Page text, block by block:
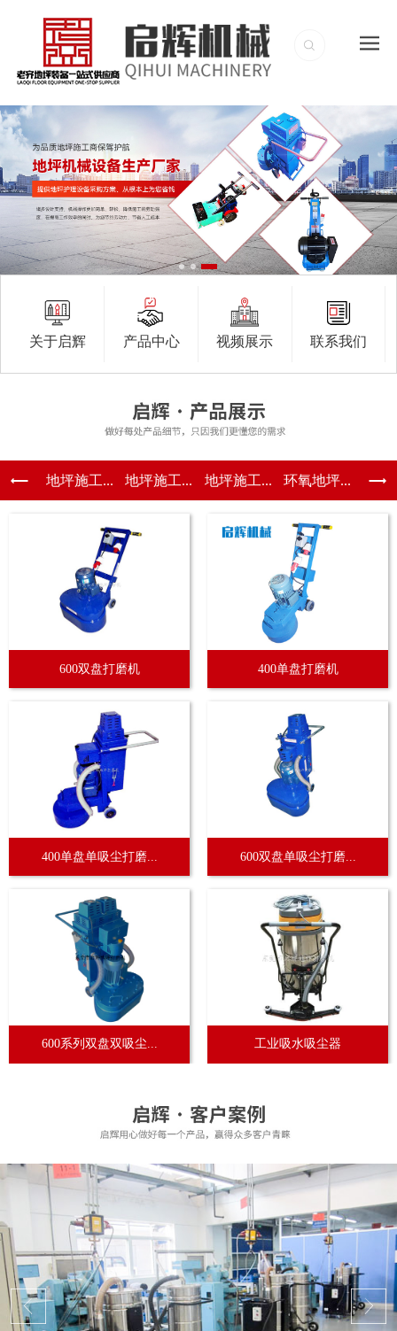
关于启辉 产品中心 视频展示 联系我们
地坪施工... 地坪施工... 地坪施工... 环氧地坪...
600双盘打磨机 400单盘打磨机
400单盘单吸尘打磨... 600双盘单吸尘打磨...
600系列双盘双吸尘... 工业吸水吸尘器